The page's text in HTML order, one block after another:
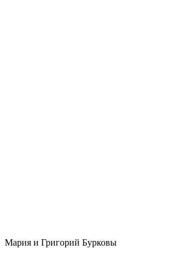
Мария и Григорий Бурковы